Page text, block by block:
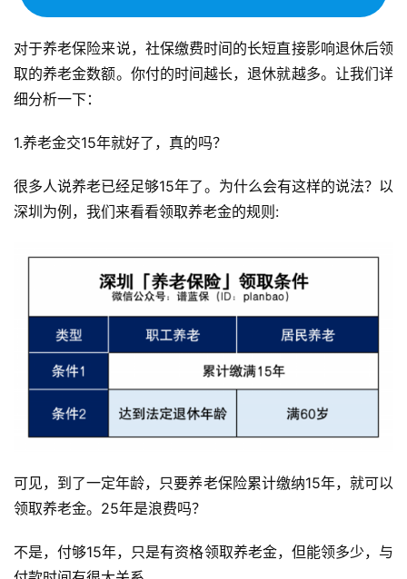
对于养老保险来说，社保缴费时间的长短直接影响退休后领
取的养老金数额。你付的时间越长，退休就越多。让我们详
细分析一下：
1.养老金交15年就好了，真的吗？
很多人说养老已经足够15年了。为什么会有这样的说法？以
深圳为例，我们来看看领取养老金的规则:
可见，到了一定年龄，只要养老保险累计缴纳15年，就可以
领取养老金。25年是浪费吗？
不是，付够15年，只是有资格领取养老金，但能领多少，与